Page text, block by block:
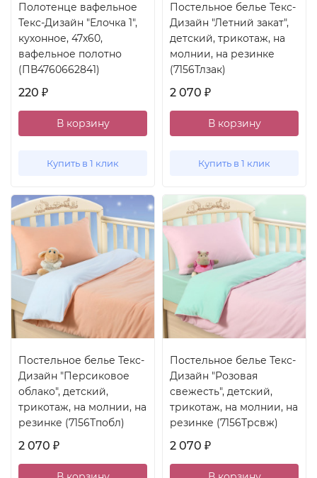
Полотенце вафельное
Текс-Дизайн "Елочка 1",
кухонное, 47x60,
вафельное полотно
(ПВ4760662841)
220 ₽
В корзину
Купить в 1 клик
Постельное белье Текс-
Дизайн "Летний закат",
детский, трикотаж, на
молнии, на резинке
(7156Тлзак)
2 070 ₽
В корзину
Купить в 1 клик
Постельное белье Текс-
Дизайн "Персиковое
облако", детский,
трикотаж, на молнии, на
резинке (7156Тпобл)
2 070 ₽
Постельное белье Текс-
Дизайн "Розовая
свежесть", детский,
трикотаж, на молнии, на
резинке (7156Трсвж)
2 070 ₽